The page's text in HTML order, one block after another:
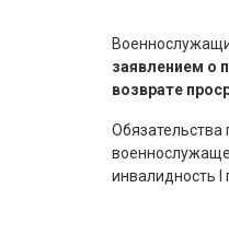
заявлением о
возврате
Обязательства
инвалидность I